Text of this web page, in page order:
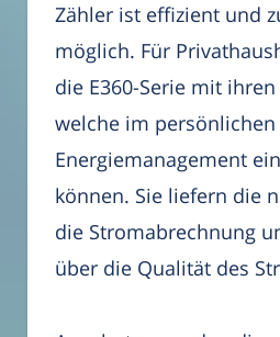
Zähler ist effizient und
möglich. Für
die E360-Serie mit
welche im persönlichen
Energiemanagement
können. Sie liefern die
die Stromabrechnung
über die Qualität des